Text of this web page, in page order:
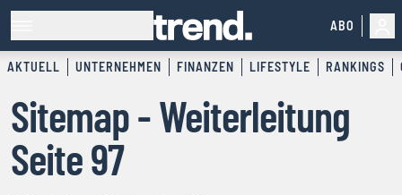
ABO
AKTUELL UNTERNEHMEN FINANZEN LIFESTYLE RANKINGS
Sitemap - Weiterleitung
Seite 97